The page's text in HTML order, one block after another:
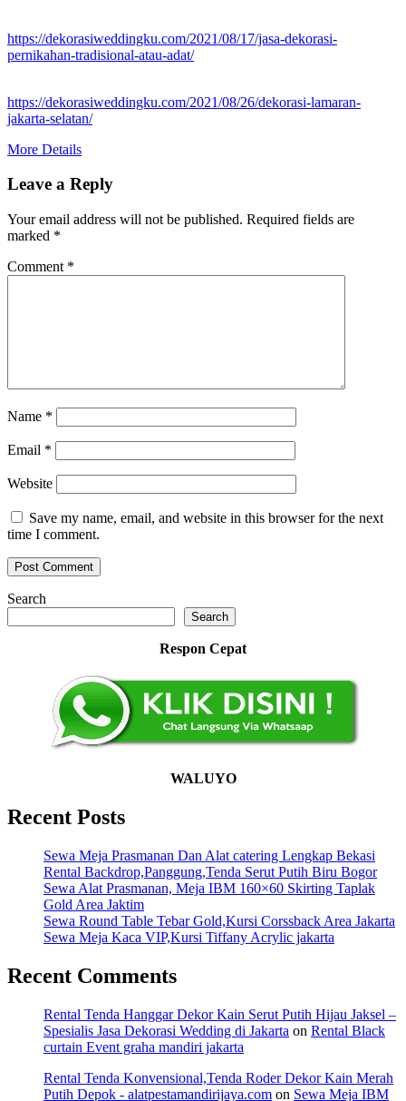
https://dekorasiweddingku.com/2021/08/17/jasa-dekorasi-
pernikahan-tradisional-atau-adat/
https://dekorasiweddingku.com/2021/08/26/dekorasi-lamaran-
jakarta-selatan/
More Details
Leave a Reply
Your email address will not be published. Required fields are
marked *
Comment *
Name *
Email *
Website
Save my name, email, and website in this browser for the next
time I comment.
Search
Search
Respon Cepat
WALUYO
Recent Posts
Sewa Meja Prasmanan Dan Alat catering Lengkap Bekasi
Rental Backdrop,Panggung,Tenda Serut Putih Biru Bogor
Sewa Alat Prasmanan, Meja IBM 160×60 Skirting Taplak
Gold Area Jaktim
Sewa Round Table Tebar Gold,Kursi Corssback Area Jakarta
Sewa Meja Kaca VIP,Kursi Tiffany Acrylic jakarta
Recent Comments
Rental Tenda Hanggar Dekor Kain Serut Putih Hijau Jaksel –
Spesialis Jasa Dekorasi Wedding di Jakarta on Rental Black
curtain Event graha mandiri jakarta
Rental Tenda Konvensional,Tenda Roder Dekor Kain Merah
Putih Depok - alatpestamandirijaya.com on Sewa Meja IBM